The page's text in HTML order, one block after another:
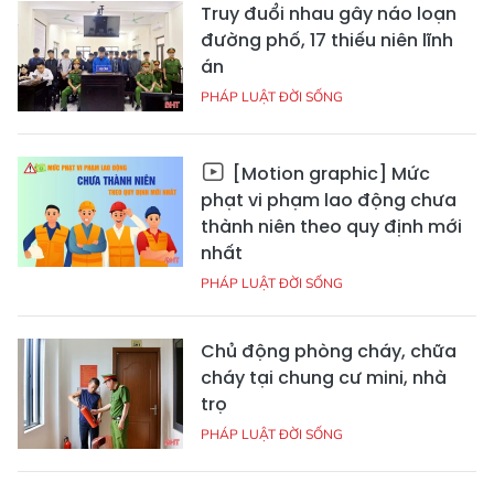
Truy đuổi nhau gây náo loạn
đường phố, 17 thiếu niên lĩnh
án
PHÁP LUẬT ĐỜI SỐNG
[Motion graphic] Mức
phạt vi phạm lao động chưa
thành niên theo quy định mới
nhất
PHÁP LUẬT ĐỜI SỐNG
Chủ động phòng cháy, chữa
cháy tại chung cư mini, nhà
trọ
PHÁP LUẬT ĐỜI SỐNG